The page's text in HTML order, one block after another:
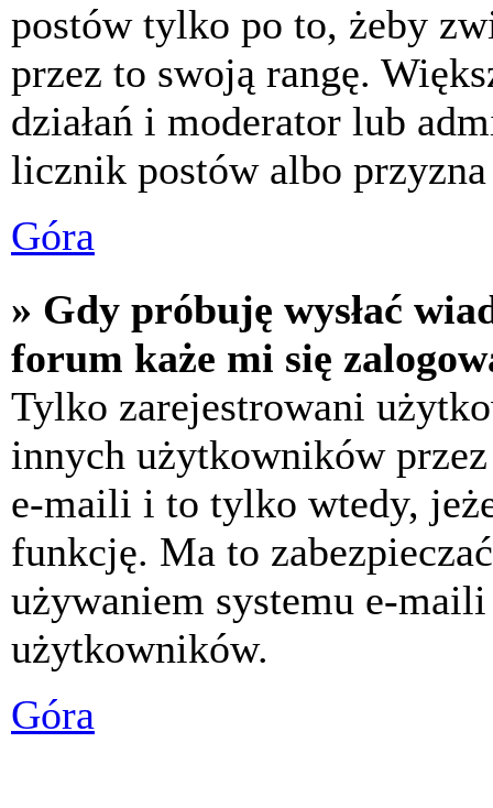
postów tylko po to, żeby
przez to swoją rangę.
działań i moderator lub
licznik postów albo
Góra
» Gdy próbuję wysłać
forum każe mi się
Tylko zarejestrowani
innych użytkowników
e-maili i to tylko wtedy,
funkcję. Ma to
używaniem systemu e-
użytkowników.
Góra